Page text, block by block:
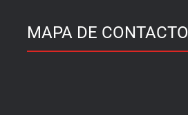
MAPA DE CONTACTO